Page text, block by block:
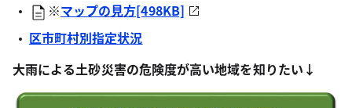
※マップの見方[498KB]
区市町村別指定状況
大雨による土砂災害の危険度が高い地域を知りたい↓